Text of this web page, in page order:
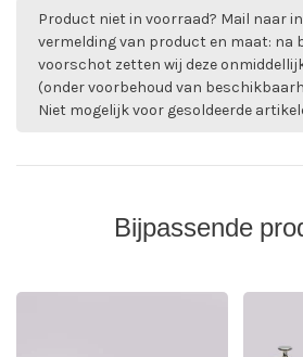
Product niet in voorraad? Mail naar
vermelding van product en maat: na
voorschot zetten wij deze
(onder voorbehoud van
Niet mogelijk voor gesoldeerde
Bijpassende